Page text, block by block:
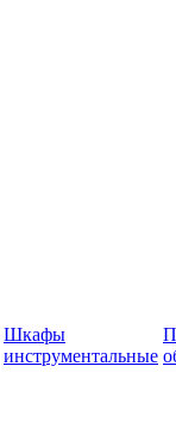
Шкафы
инструментальные